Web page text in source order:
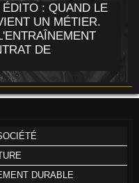
: QUAND LE
UN MÉTIER.
DE
DURABLE